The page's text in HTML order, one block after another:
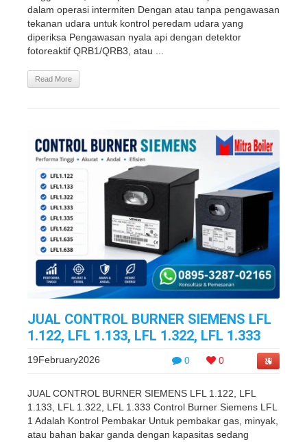
dalam operasi intermiten Dengan atau tanpa pengawasan
tekanan udara untuk kontrol peredam udara yang
diperiksa Pengawasan nyala api dengan detektor
fotoreaktif QRB1/QRB3, atau ...
Read More
JUAL CONTROL BURNER SIEMENS LFL
1.122, LFL 1.133, LFL 1.322, LFL 1.333
0 0
19February2026
JUAL CONTROL BURNER SIEMENS LFL 1.122, LFL
1.133, LFL 1.322, LFL 1.333 Control Burner Siemens LFL
1 Adalah Kontrol Pembakar Untuk pembakar gas, minyak,
atau bahan bakar ganda dengan kapasitas sedang